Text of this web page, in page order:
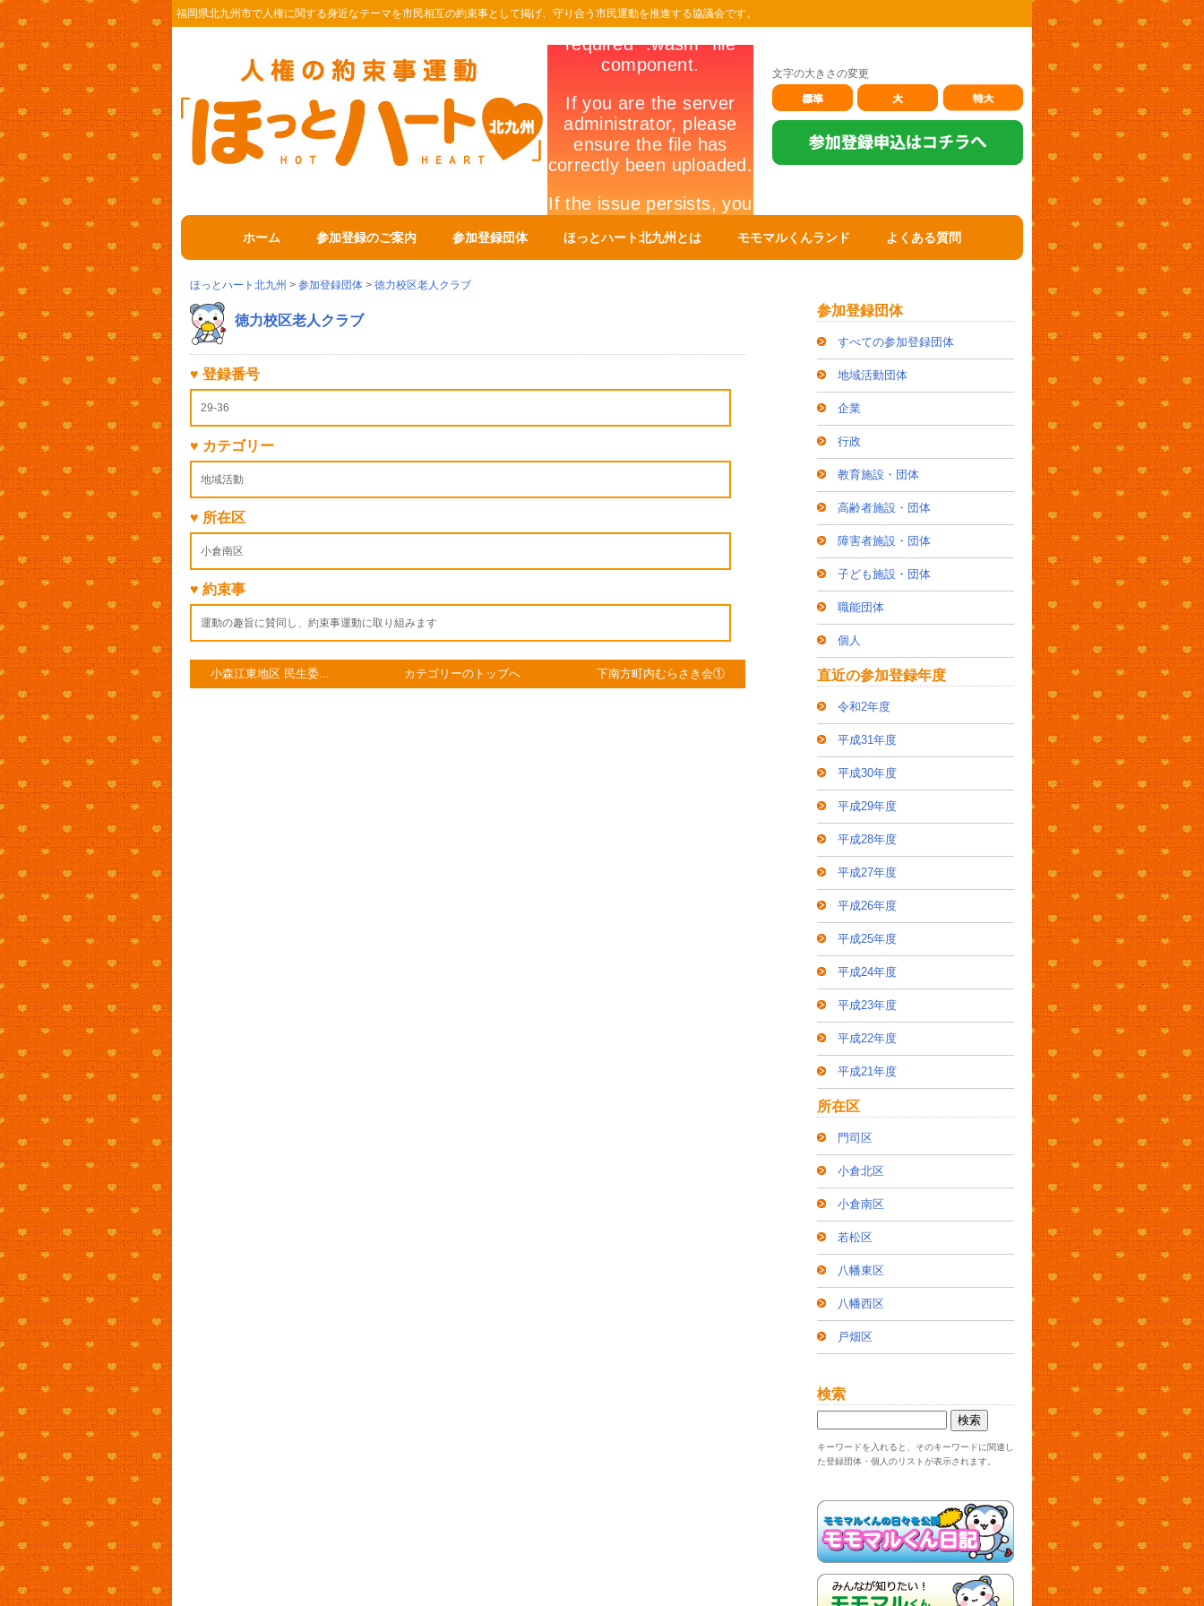
福岡県北九州市で人権に関する身近なテーマを市民相互の約束事として掲げ、守り合う市民運動を推進する協議会です。
文字の大きさの変更
ホーム 参加登録のご案内 参加登録団体 ほっとハート北九州とは モモマルくんランド よくある質問
ほっとハート北九州 > 参加登録団体 > 徳力校区老人クラブ
徳力校区老人クラブ
♥ 登録番号
29-36
♥ カテゴリー
地域活動
♥ 所在区
小倉南区
♥ 約束事
運動の趣旨に賛同し、約束事運動に取り組みます
小森江東地区 民生委... カテゴリーのトップへ 下南方町内むらさき会①
参加登録団体
すべての参加登録団体
地域活動団体
企業
行政
教育施設・団体
高齢者施設・団体
障害者施設・団体
子ども施設・団体
職能団体
個人
直近の参加登録年度
令和2年度
平成31年度
平成30年度
平成29年度
平成28年度
平成27年度
平成26年度
平成25年度
平成24年度
平成23年度
平成22年度
平成21年度
所在区
門司区
小倉北区
小倉南区
若松区
八幡東区
八幡西区
戸畑区
検索
キーワードを入れると、そのキーワードに関連し
た登録団体・個人のリストが表示されます。